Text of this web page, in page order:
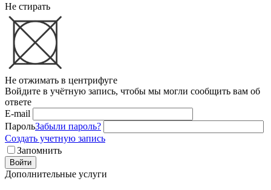
Не стирать
Не отжимать в центрифуге
Войдите в учётную запись, чтобы мы могли сообщить вам об
ответе
E-mail
ПарольЗабыли пароль?
Создать учетную запись
Запомнить
Войти
Дополнительные услуги